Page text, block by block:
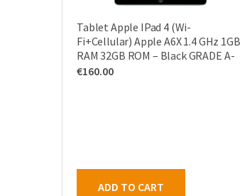
Tablet Apple IPad 4 (Wi-
Fi+Cellular) Apple A6X 1.4 GHz 1GB
RAM 32GB ROM – Black GRADE A-
€160.00
ADD TO CART